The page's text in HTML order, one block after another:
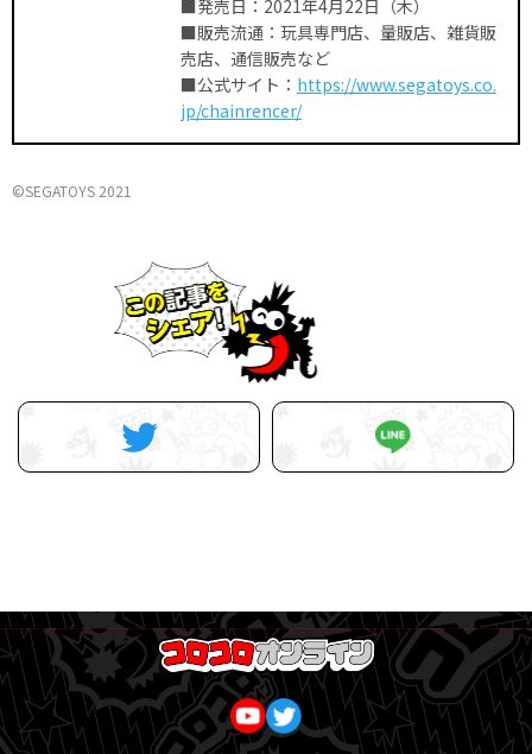
■発売日：2021年4月22日（木）
■販売流通：玩具専門店、量販店、雑貨販
売店、通信販売など
■公式サイト： https://www.segatoys.co.
jp/chainrencer/
©SEGATOYS 2021